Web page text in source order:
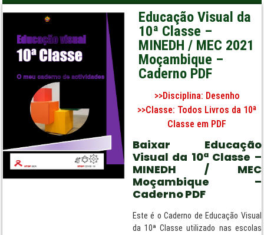
Educação Visual da
10ª Classe –
MINEDH / MEC 2021
Moçambique –
Caderno PDF
>>Disciplina: Desenho
>>Classe: Todos Livros da 10ª
Classe em PDF
Baixar Educação
Visual da 10ª Classe –
MINEDH / MEC
Moçambique –
Caderno PDF
Este é o Caderno de Educação Visual
da 10ª Classe utilizado nas escolas